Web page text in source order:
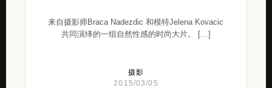
来自摄影师Braca Nadezdic 和模特Jelena Kovacic
共同演绎的一组自然性感的时尚大片。 […]
摄影
2015/03/05